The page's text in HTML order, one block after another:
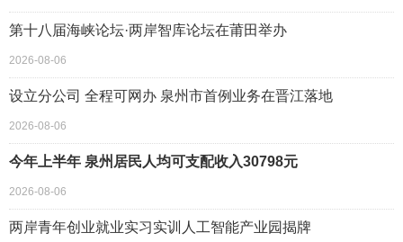
第十八届海峡论坛·两岸智库论坛在莆田举办
2026-08-06
设立分公司 全程可网办 泉州市首例业务在晋江落地
2026-08-06
今年上半年 泉州居民人均可支配收入30798元
2026-08-06
两岸青年创业就业实习实训人工智能产业园揭牌